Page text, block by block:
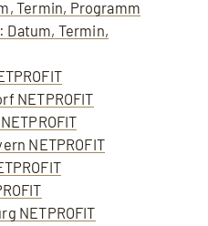
Termin, Programm
Datum, Termin,
NETPROFIT
NETPROFIT
NETPROFIT